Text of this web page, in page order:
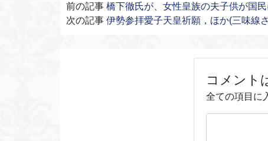
前の記事 橋下徹氏が、女性皇族の夫子供が国民
次の記事 伊勢参拝愛子天皇祈願，ほか(三味線
コメント
全ての項目に